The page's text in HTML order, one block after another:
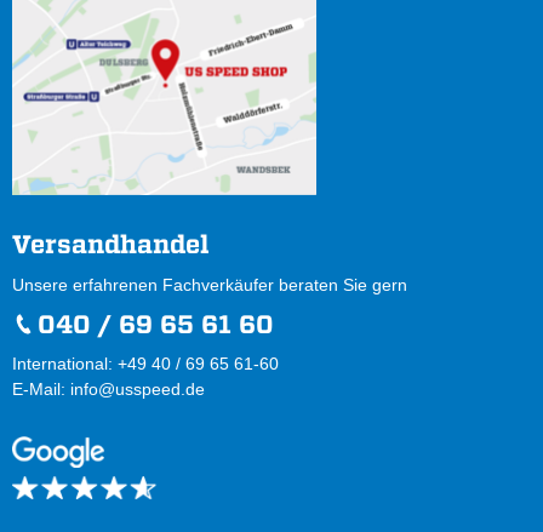
Versandhandel
Unsere erfahrenen Fachverkäufer beraten Sie gern
040 / 69 65 61 60
International: +49 40 / 69 65 61-60
E-Mail: info@usspeed.de